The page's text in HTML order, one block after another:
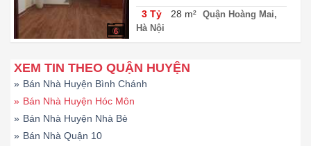
6
3 Tỷ 28 m²
Quận Hoàng Mai,
Hà Nội
XEM TIN THEO QUẬN HUYỆN
» Bán Nhà Huyện Bình Chánh
» Bán Nhà Huyện Hóc Môn
» Bán Nhà Huyện Nhà Bè
» Bán Nhà Quận 10